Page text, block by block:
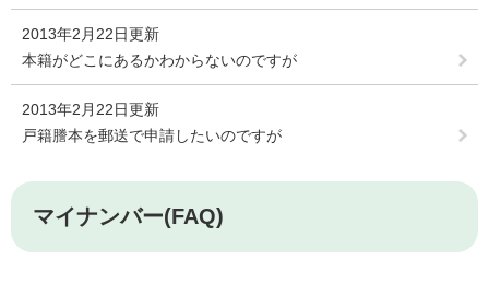
2013年2月22日更新
本籍がどこにあるかわからないのですが
2013年2月22日更新
戸籍謄本を郵送で申請したいのですが
マイナンバー(FAQ)